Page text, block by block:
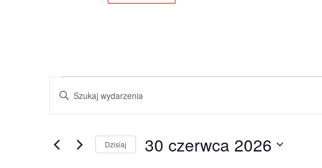
Wydarzenia
for
30
czerwca
2026
Wydarzenia
Nawigacja
po
wyszukiwaniu
Wpisz
słowo
kluczowe.
wg
Dzisiaj 30 czerwca 2026